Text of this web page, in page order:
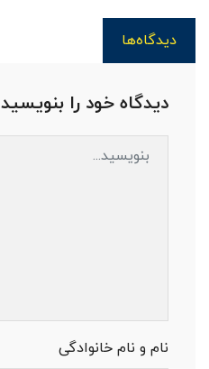
دیدگاه‌ها
دیدگاه خود را بنویسید
نام و نام خانوادگی